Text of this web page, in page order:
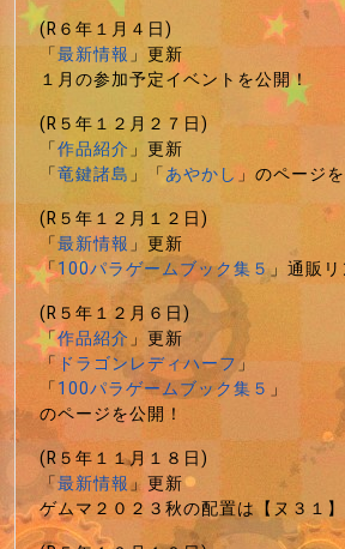
(R６年１月４日)
「最新情報」更新
１月の参加予定イベントを公開！
(R５年１２月２７日)
「作品紹介」更新
「竜鍵諸島」「あやかし」のページを
(R５年１２月１２日)
「最新情報」更新
「100パラゲームブック集５」通販
(R５年１２月６日)
「作品紹介」更新
「ドラゴンレディハーフ」
「100パラゲームブック集５ 」
のページを公開！
(R５年１１月１８日)
「最新情報」更新
ゲムマ２０２３秋の配置は【ヌ３１】